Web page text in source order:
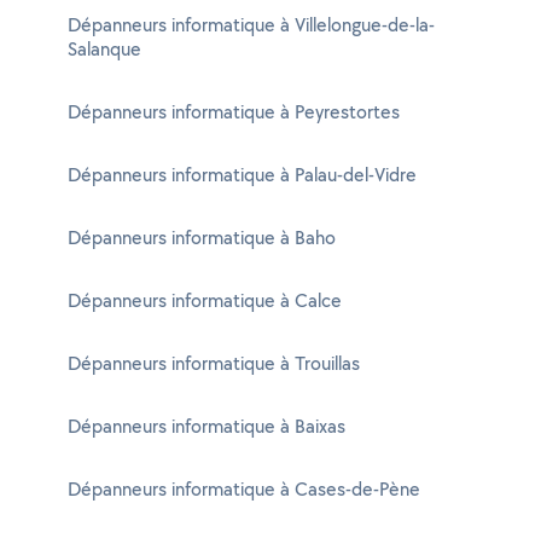
Dépanneurs informatique à Villelongue-de-la-
Salanque
Dépanneurs informatique à Peyrestortes
Dépanneurs informatique à Palau-del-Vidre
Dépanneurs informatique à Baho
Dépanneurs informatique à Calce
Dépanneurs informatique à Trouillas
Dépanneurs informatique à Baixas
Dépanneurs informatique à Cases-de-Pène